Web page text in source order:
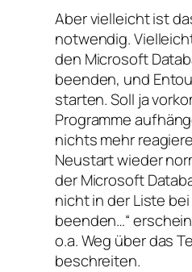
Aber vielleicht ist
notwendig.
den Microsoft
beenden, und
starten. Soll ja
Programme
nichts mehr
Neustart wieder
der Microsoft
nicht in der Liste bei
beenden…“
o.a. Weg über das
beschreiten.